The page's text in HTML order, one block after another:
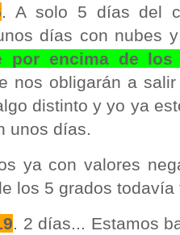
. A solo 5 días del
días con nubes
por encima de los
nos obligarán a
distinto y yo ya
unos días.
ya con valores
los 5 grados
. 2 días... Estamos